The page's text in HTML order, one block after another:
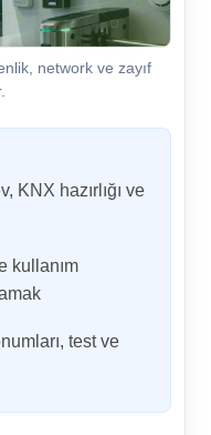
network ve zayıf
KNX hazırlığı ve
kullanım
test ve